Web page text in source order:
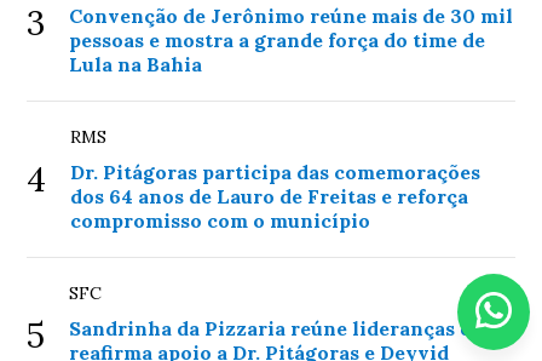
3
Convenção de Jerônimo reúne mais de 30 mil
pessoas e mostra a grande força do time de
Lula na Bahia
4
RMS
Dr. Pitágoras participa das comemorações
dos 64 anos de Lauro de Freitas e reforça
compromisso com o município
5
SFC
Sandrinha da Pizzaria reúne lideranças e
reafirma apoio a Dr. Pitágoras e Deyvid